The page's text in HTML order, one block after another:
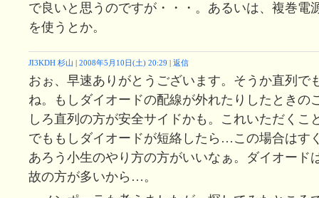
で良いと思うのですが・・・。あるいは、複巻電
を使うとか。
JI3KDH 杉山 2008年5月10日(土) 20:29 返信
おぉ、早速ありがとうございます。そうか直列で
ね。もしダイオードの配線が外れたりしたときの
しろ直列の方が安全サイドかも。これいただくこ
でももしダイオードが短絡したら…この場合はす
あろう小生のやり方の方がいいなぁ。ダイオード
故の方が多いから…。